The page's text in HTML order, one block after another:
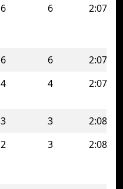
6 6
6 6
4 4
3 3
2 3